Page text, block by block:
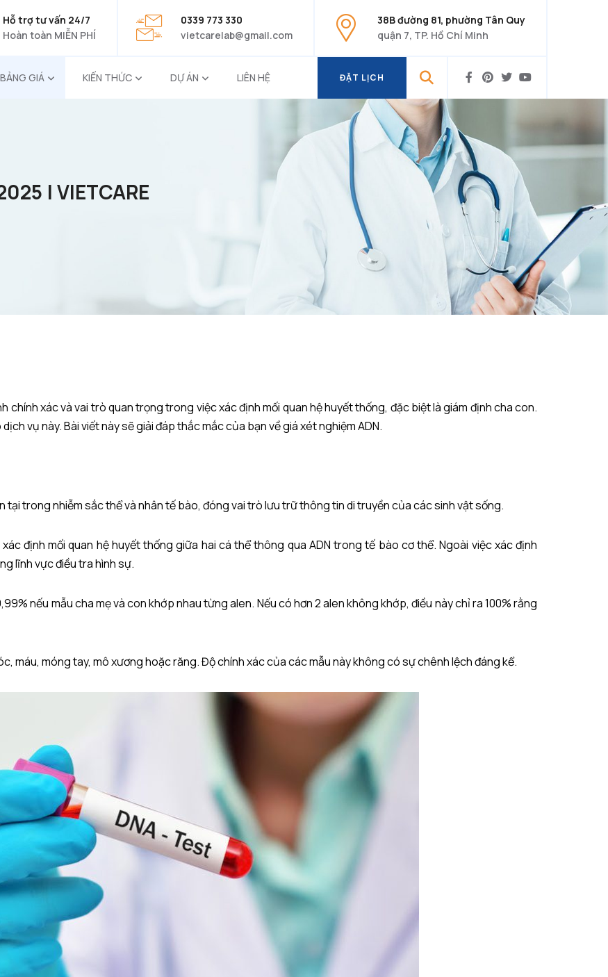
Hỗ trợ tư vấn 24/7
Hoàn toàn MIỄN PHÍ
0339 773 330
vietcarelab@gmail.com
38B đường 81, phường Tân Quy
quận 7, TP. Hồ Chí Minh
BẢNG GIÁ KIẾN THỨC DỰ ÁN LIÊN HỆ
ĐẶT LỊCH
| VIETCARE
chính xác và vai trò quan trọng trong việc xác định mối quan hệ huyết thống, đặc biệt là giám định cha con.
vụ này. Bài viết này sẽ giải đáp thắc mắc của bạn về giá xét nghiệm ADN.
tại trong nhiễm sắc thể và nhân tế bào, đóng vai trò lưu trữ thông tin di truyền của các sinh vật sống.
định mối quan hệ huyết thống giữa hai cá thể thông qua ADN trong tế bào cơ thể. Ngoài việc xác định
lĩnh vực điều tra hình sự.
nếu mẫu cha mẹ và con khớp nhau từng alen. Nếu có hơn 2 alen không khớp, điều này chỉ ra 100% rằng
máu, móng tay, mô xương hoặc răng. Độ chính xác của các mẫu này không có sự chênh lệch đáng kể.